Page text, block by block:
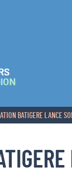
BATIGERE LANCE